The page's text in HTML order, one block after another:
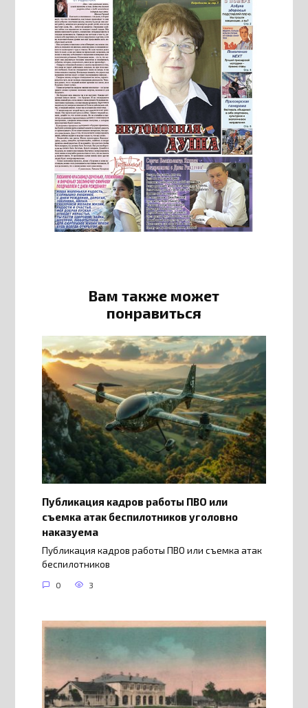
Вам также может
понравиться
Публикация кадров работы ПВО или
съемка атак беспилотников уголовно
наказуема
Публикация кадров работы ПВО или съемка атак
беспилотников
0 3